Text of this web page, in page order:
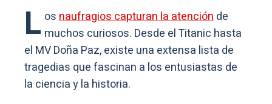
L osnaufragios capturan la atenciónde
muchos curiosos. Desde el Titanic hasta
el MV Doña Paz, existe una extensa lista de
tragedias que fascinan a los entusiastas de
la ciencia y la historia.